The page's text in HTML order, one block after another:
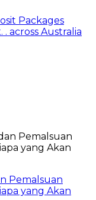
Packages
across Australia
Pemalsuan
yang Akan